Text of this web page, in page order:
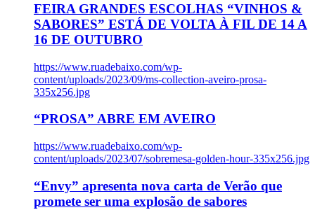
FEIRA GRANDES ESCOLHAS “VINHOS &
SABORES” ESTÁ DE VOLTA À FIL DE 14 A
16 DE OUTUBRO
https://www.ruadebaixo.com/wp-
content/uploads/2023/09/ms-collection-aveiro-prosa-
335x256.jpg
“PROSA” ABRE EM AVEIRO
https://www.ruadebaixo.com/wp-
content/uploads/2023/07/sobremesa-golden-hour-335x256.jpg
“Envy” apresenta nova carta de Verão que
promete ser uma explosão de sabores